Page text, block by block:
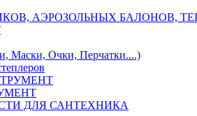
АЭРОЗОЛЬНЫХ БАЛОНОВ,
Очки, Перчатки....)
ДЛЯ САНТЕХНИКА